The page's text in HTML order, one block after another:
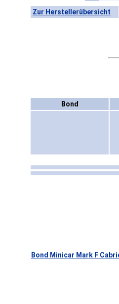
Zur Herstellerübersicht
Bond
Bond Minicar Mark F